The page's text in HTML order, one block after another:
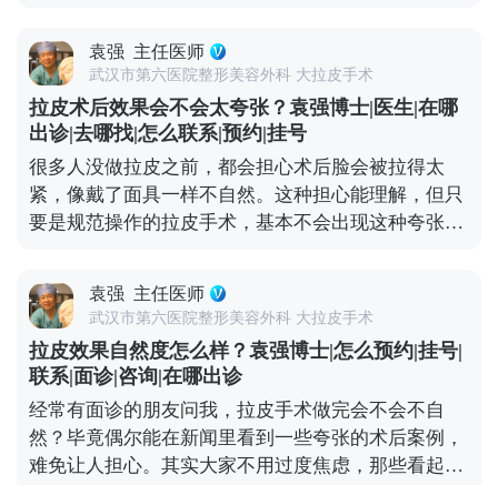
像是抗衰的“基础工程”，帮你搭好紧致的框架，后续
的保养就是填想知道更多关于MCR复合提升术的问
题，可以去官方媒体平台（公众号、百家号、小红
薯）预约面诊，详细了解。充细节，这样才能让年轻
状态维持得更久。
下移——比如苹果肌往下掉、法令纹变深、下颌线模
糊，看起来脸变宽变垮。拉皮手术的作用，就是把这
些移位的组织复位到年轻时的位置，让松弛的轮廓重
新变紧致。 就像我做拉皮时，会通过精准剥离后把这
些深层组织复位固定，再去掉多余的松弛皮肤。术后
你还是你，只是脸上的垮感消失了，线条更利落，看
起来更精神。当然，如果术前本身有轻微的面部不对
称，我们会在复位时做微调，但核心原则是尊重你的
是“重塑脸型”，目的是让你找回曾经的自己。 想知道
更多关于MCR复合提升术的问题，可以去官方媒体平
台（公众号、百家号、小红薯）预约面诊，详细了
解。
袁强 主任医师
武汉市第六医院整形美容外科 大拉皮手术
拉皮术后效果会不会太夸张？袁强博士|医生|在哪
出诊|去哪找|怎么联系|预约|挂号
很多人没做拉皮之前，都会担心术后脸会被拉得太
紧，像戴了面具一样不自然。这种担心能理解，但只
要是规范操作的拉皮手术，基本不会出现这种夸张情
条回到年轻时的紧致状态，而不是盲目地“往上提”。
比如MCR复合提升术中，就会做多层次的精细化处
理，不只是拉皮肤，还会对深层的筋膜和脂肪垫进行
复位，让整个面部组织协调回归原位。这样操作下
来，不会出现“吊梢眼”“脸绷得发亮”的情况，反而会
让轮廓更清晰，神态更柔和。 效果自然与否，医生的
审美和技术很关键。我们会根据每个人的面部骨骼和
软组织情况做个性化方案，避免过度切除皮肤或过度
袁强 主任医师
武汉市第六医院整形美容外科 大拉皮手术
拉皮效果自然度怎么样？袁强博士|怎么预约|挂号|
联系|面诊|咨询|在哪出诊
经常有面诊的朋友问我，拉皮手术做完会不会不自
然？毕竟偶尔能在新闻里看到一些夸张的术后案例，
难免让人担心。其实大家不用过度焦虑，那些看起来